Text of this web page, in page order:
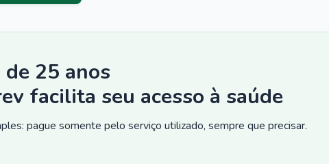
de 25 anos
facilita seu acesso à saúde
pague somente pelo serviço utilizado, sempre que precisar.